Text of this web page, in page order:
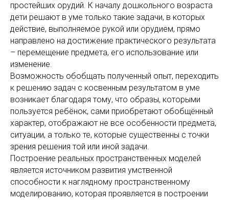
простейших орудий. К началу дошкольного возраста
дети решают в уме только такие задачи, в которых
действие, выполняемое рукой или орудием, прямо
направлено на достижение практического результата
– перемещение предмета, его использование или
изменение.
Возможность обобщать полученный опыт, переходить
к решению задач с косвенным результатом в уме
возникает благодаря тому, что образы, которыми
пользуется ребёнок, сами приобретают обобщённый
характер, отображают не все особенности предмета,
ситуации, а только те, которые существенны с точки
зрения решения той или иной задачи.
Построение реальных пространственных моделей
является источником развития умственной
способности к наглядному пространственному
моделированию, которая проявляется в построении